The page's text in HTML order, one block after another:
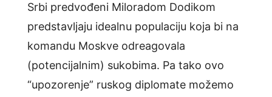
Srbi predvođeni Miloradom Dodikom
predstavljaju idealnu populaciju koja bi na
komandu Moskve odreagovala
(potencijalnim) sukobima. Pa tako ovo
“upozorenje” ruskog diplomate možemo